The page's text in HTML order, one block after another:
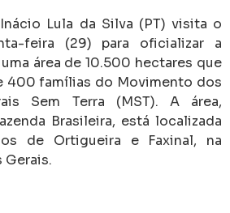
Lula da Silva (PT) visita o
feira (29) para oficializar a
área de 10.500 hectares que
400 famílias do Movimento dos
Sem Terra (MST). A área,
Brasileira, está localizada
de Ortigueira e Faxinal, na
Gerais.